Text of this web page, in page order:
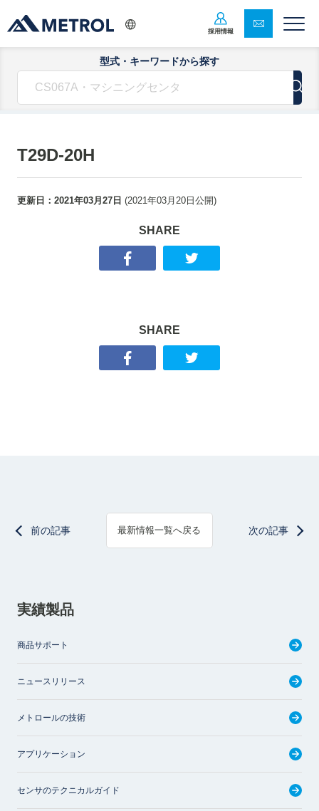
採用情報
型式・キーワードから探す
T29D-20H
更新日： 2021年03月27日 (2021年03月20日 公開)
SHARE
SHARE
前の記事 最新情報一覧へ戻る 次の記事
実績製品
商品サポート
ニュースリリース
メトロールの技術
アプリケーション
センサのテクニカルガイド